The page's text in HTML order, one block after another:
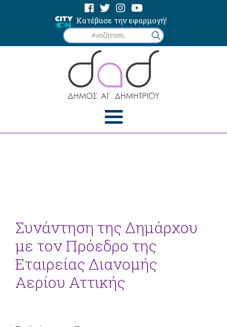
Κατέβασε την εφαρμογή!
Συνάντηση της Δημάρχου
με τον Πρόεδρο της
Εταιρείας Διανομής
Αερίου Αττικής